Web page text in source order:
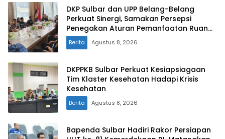
DKP Sulbar dan UPP Belang-Belang
Perkuat Sinergi, Samakan Persepsi
Penegakan Aturan Pemanfaatan Ruang
Laut
Berita Agustus 8, 2026
DKPPKB Sulbar Perkuat Kesiapsiagaan
Tim Klaster Kesehatan Hadapi Krisis
Kesehatan
Berita Agustus 8, 2026
Bapenda Sulbar Hadiri Rakor Persiapan